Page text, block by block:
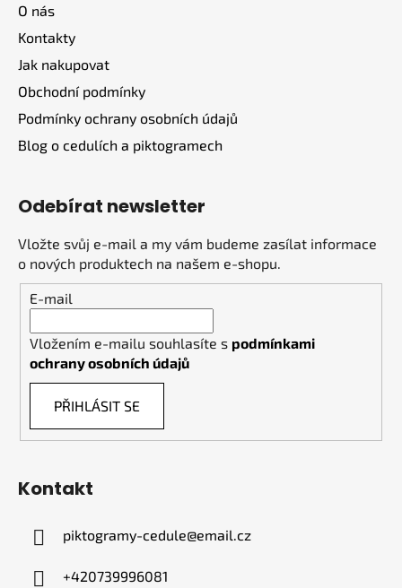
O nás
Kontakty
Jak nakupovat
Obchodní podmínky
Podmínky ochrany osobních údajů
Blog o cedulích a piktogramech
Odebírat newsletter
Vložte svůj e-mail a my vám budeme zasílat informace
o nových produktech na našem e-shopu.
E-mail
Vložením e-mailu souhlasíte s podmínkami
ochrany osobních údajů
PŘIHLÁSIT SE
Kontakt
piktogramy-cedule@email.cz
+420739996081